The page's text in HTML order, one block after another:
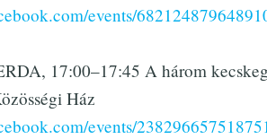
events/
17:00–17:45 A három
Ház
events/